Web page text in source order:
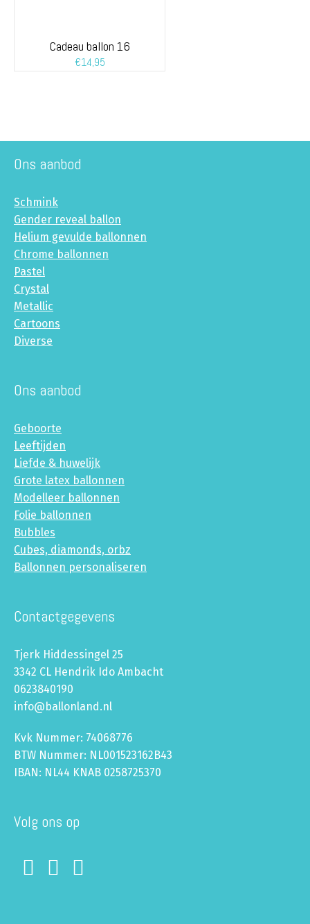
Cadeau ballon 16
€14,95
Ons aanbod
Schmink
Gender reveal ballon
Helium gevulde ballonnen
Chrome ballonnen
Pastel
Crystal
Metallic
Cartoons
Diverse
Ons aanbod
Geboorte
Leeftijden
Liefde & huwelijk
Grote latex ballonnen
Modelleer ballonnen
Folie ballonnen
Bubbles
Cubes, diamonds, orbz
Ballonnen personaliseren
Contactgegevens
Tjerk Hiddessingel 25
3342 CL Hendrik Ido Ambacht
0623840190
info@ballonland.nl
Kvk Nummer: 74068776
BTW Nummer: NL001523162B43
IBAN: NL44 KNAB 0258725370
Volg ons op